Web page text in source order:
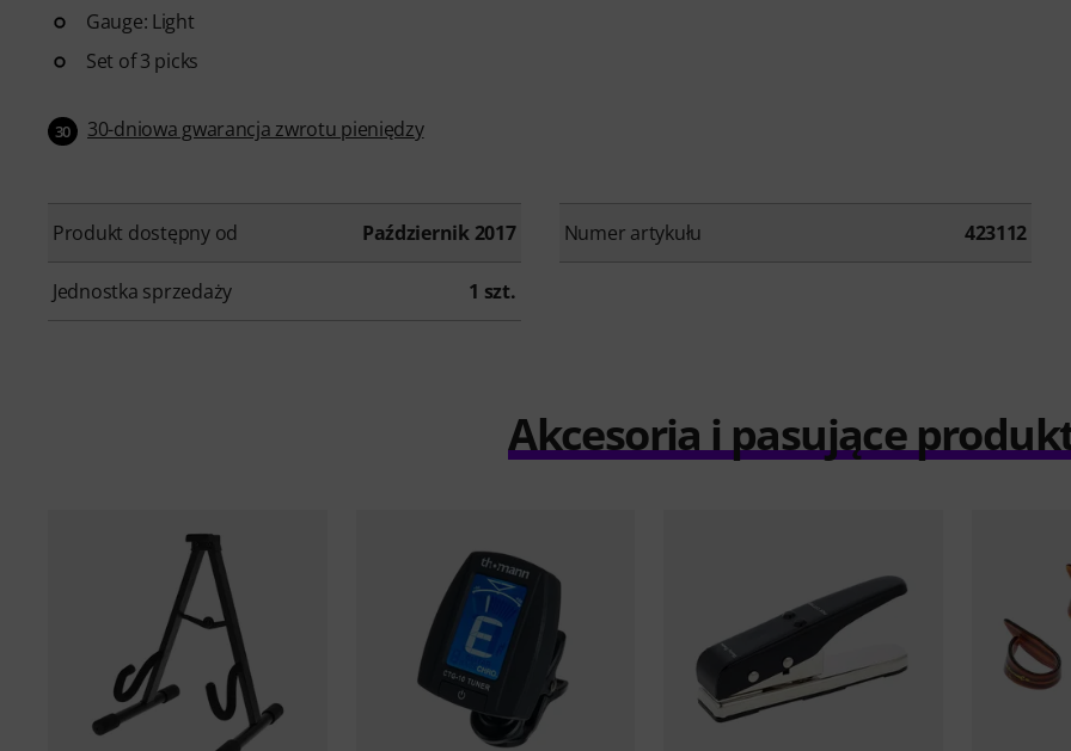
Gauge: Light
Set of 3 picks
30 30-dniowa gwarancja zwrotu pieniędzy
Produkt dostępny od Październik 2017 Numer artykułu 423112
Jednostka sprzedaży 1 szt.
Akcesoria i pasujące